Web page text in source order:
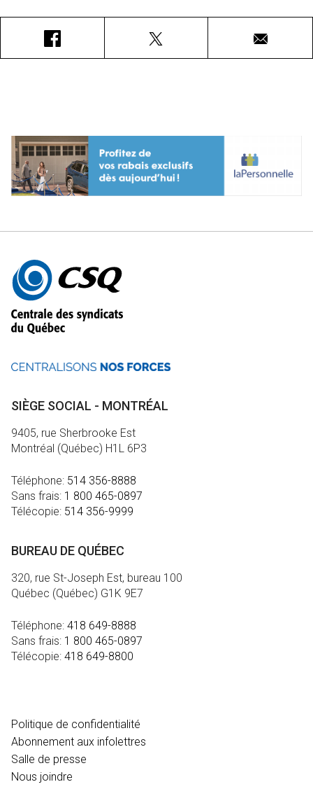
Courriel
Autres
informations
SIÈGE SOCIAL - MONTRÉAL
9405, rue Sherbrooke Est
Montréal (Québec) H1L 6P3
Téléphone: 514 356-8888
Sans frais: 1 800 465-0897
Télécopie: 514 356-9999
BUREAU DE QUÉBEC
320, rue St-Joseph Est, bureau 100
Québec (Québec) G1K 9E7
Téléphone: 418 649-8888
Sans frais: 1 800 465-0897
Télécopie: 418 649-8800
Politique de confidentialité
Abonnement aux infolettres
Salle de presse
Nous joindre